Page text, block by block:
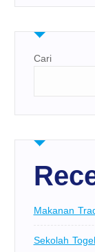
Cari
Makanan
Sekolah Togel